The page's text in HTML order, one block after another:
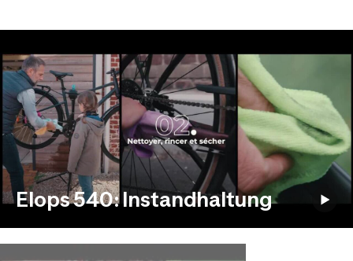
Elops 540: Instandhaltung